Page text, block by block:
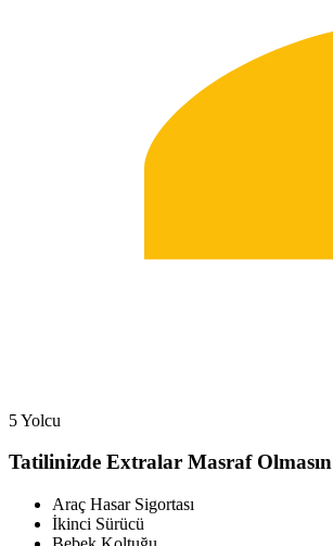
5 Yolcu
Tatilinizde Extralar Masraf Olmasın
Araç Hasar Sigortası
İkinci Sürücü